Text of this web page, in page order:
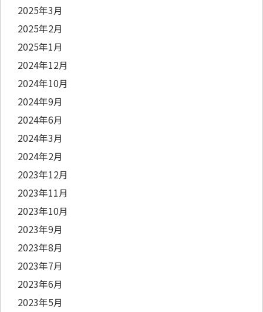
2025年3月
2025年2月
2025年1月
2024年12月
2024年10月
2024年9月
2024年6月
2024年3月
2024年2月
2023年12月
2023年11月
2023年10月
2023年9月
2023年8月
2023年7月
2023年6月
2023年5月